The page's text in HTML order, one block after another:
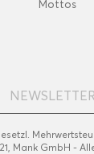
Mottos
NEWSLETTER
Mank GmbH -